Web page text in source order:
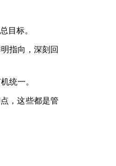
目标。
指向，深刻回
统一。
，这些都是管